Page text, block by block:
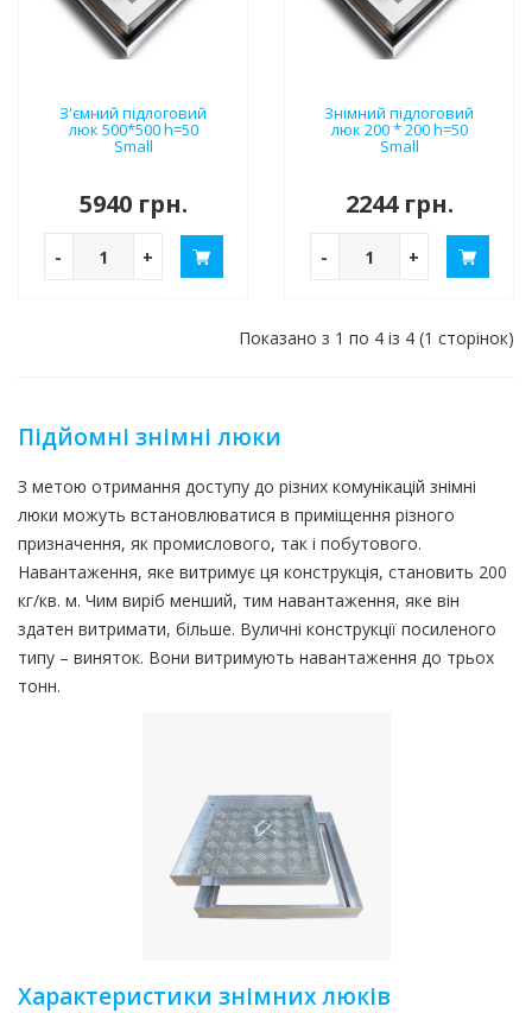
З'ємний підлоговий
люк 500*500 h=50
Small
5940 грн.
- +
Знімний підлоговий
люк 200 * 200 h=50
Small
2244 грн.
- +
Показано з 1 по 4 із 4 (1 сторінок)
Підйомні знімні люки
З метою отримання доступу до різних комунікацій знімні
люки можуть встановлюватися в приміщення різного
призначення, як промислового, так і побутового.
Навантаження, яке витримує ця конструкція, становить 200
кг/кв. м. Чим виріб менший, тим навантаження, яке він
здатен витримати, більше. Вуличні конструкції посиленого
типу – виняток. Вони витримують навантаження до трьох
тонн.
Характеристики знімних люків